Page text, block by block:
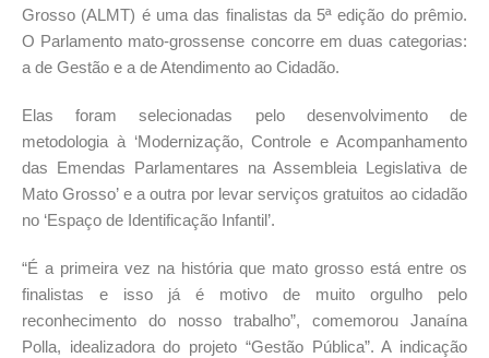
Grosso (ALMT) é uma das finalistas da 5ª edição do prêmio.
O Parlamento mato-grossense concorre em duas categorias:
a de Gestão e a de Atendimento ao Cidadão.
Elas foram selecionadas pelo desenvolvimento de
metodologia à ‘Modernização, Controle e Acompanhamento
das Emendas Parlamentares na Assembleia Legislativa de
Mato Grosso’ e a outra por levar serviços gratuitos ao cidadão
no ‘Espaço de Identificação Infantil’.
“É a primeira vez na história que mato grosso está entre os
finalistas e isso já é motivo de muito orgulho pelo
reconhecimento do nosso trabalho”, comemorou Janaína
Polla, idealizadora do projeto “Gestão Pública”. A indicação